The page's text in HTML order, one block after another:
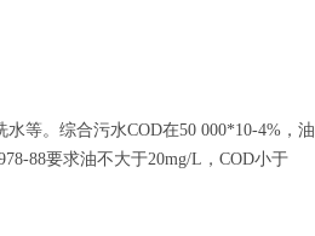
等。综合污水COD在50 000*10-4%，油
88要求油不大于20mg/L，COD小于